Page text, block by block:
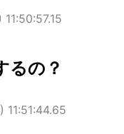
るの？